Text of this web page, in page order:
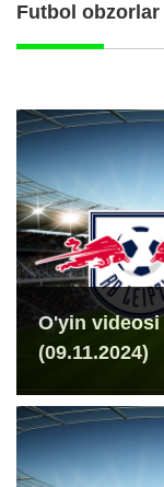
Futbol obzorlar
O'yin videosi
(09.11.2024)